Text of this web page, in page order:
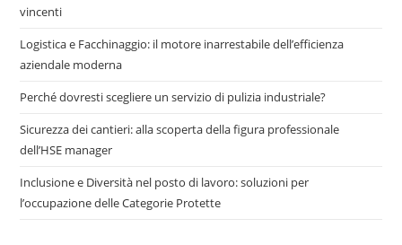
vincenti
Logistica e Facchinaggio: il motore inarrestabile dell’efficienza
aziendale moderna
Perché dovresti scegliere un servizio di pulizia industriale?
Sicurezza dei cantieri: alla scoperta della figura professionale
dell’HSE manager
Inclusione e Diversità nel posto di lavoro: soluzioni per
l’occupazione delle Categorie Protette